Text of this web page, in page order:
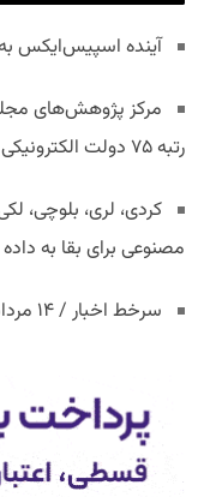
آینده اسپیس‌ایکس
مرکز پژوهش‌های
رتبه ۷۵ دولت الکترونیکی است
کردی، لری، بلوچی،
مصنوعی برای بقا به داده
سرخط اخبار / ۱۴ مرداد ۱۴۰۵